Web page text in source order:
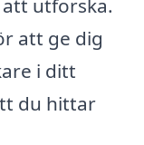
att ge dig
i ditt
du hittar